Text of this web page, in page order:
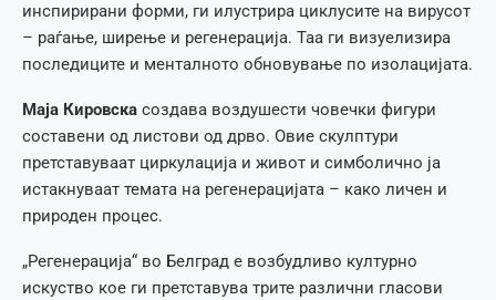
инспирирани форми, ги илустрира циклусите на вирусот
– раѓање, ширење и регенерација. Таа ги визуелизира
последиците и менталното обновување по изолацијата.
Мaја Кировска создава воздушести човечки фигури
составени од листови од дрво. Овие скулптури
претставуваат циркулација и живот и симболично ја
истакнуваат темата на регенерацијата – како личен и
природен процес.
„Регенерација“ во Белград е возбудливо културно
искуство кое ги претставува трите различни гласови